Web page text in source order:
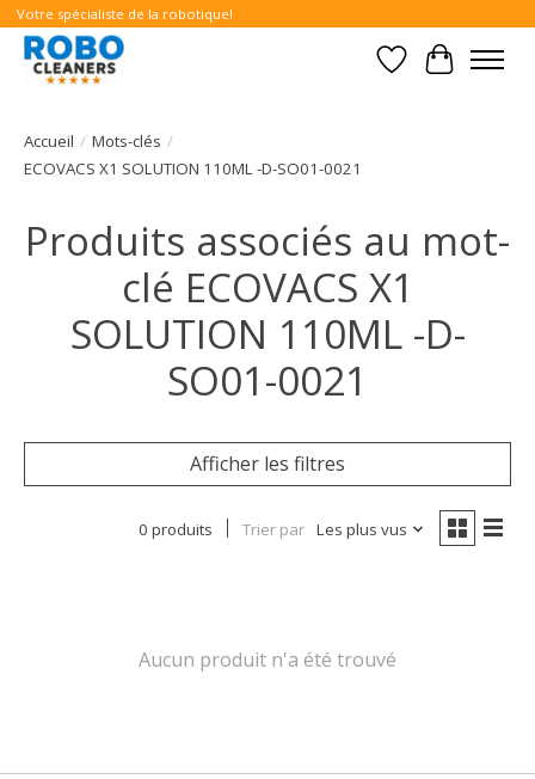
Votre spécialiste de la robotique!
Liste dePanier
Accueil / Mots-clés /
ECOVACS X1 SOLUTION 110ML -D-SO01-0021
Produits associés au mot-
clé ECOVACS X1
SOLUTION 110ML -D-
SO01-0021
Afficher les filtres
0 produits Trier par Les plus vus
Aucun produit n'a été trouvé